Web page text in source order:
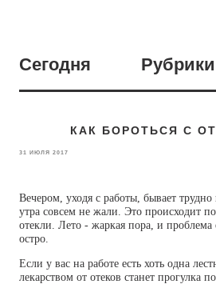
Сегодня Рубрики
КАК БОРОТЬСЯ С
31 ИЮЛЯ 2017
Вечером, уходя с работы, бывает
утра совсем не жали. Это происходит
отекли. Лето - жаркая пора, и проблема
остро.
Если у вас на работе есть хоть одна
лекарством от отеков станет прогулка